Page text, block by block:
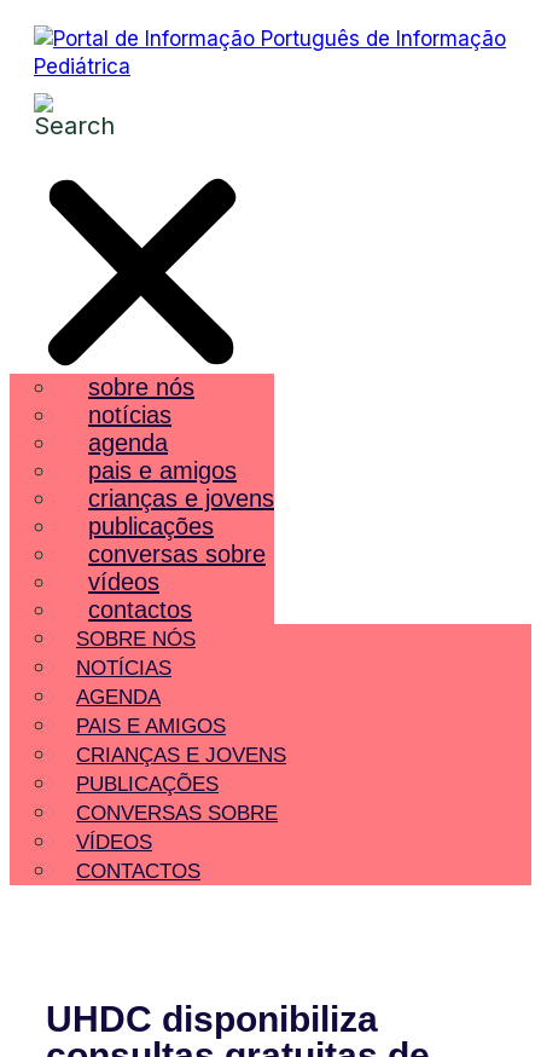
sobre nós
notícias
agenda
pais e amigos
crianças e jovens
publicações
conversas sobre
vídeos
contactos
SOBRE NÓS
NOTÍCIAS
AGENDA
PAIS E AMIGOS
CRIANÇAS E JOVENS
PUBLICAÇÕES
CONVERSAS SOBRE
VÍDEOS
CONTACTOS
UHDC disponibiliza